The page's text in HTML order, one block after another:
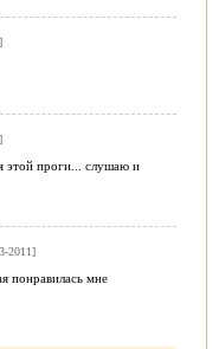
этой проги... слушаю и
2011]
понравилась мне